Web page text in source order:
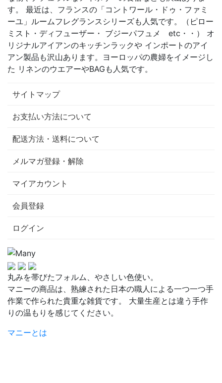
す。 最近は、フランスの「コントワール・ドゥ・ファミ
ーユ」ルームフレグランスシリーズも人気です。（ピロー
ミスト・ディフューザー・ ブジーパフュメ etc・・） オ
リジナルアイアンのキッチンラックや インポートのアイ
アン製品も沢山あります。ヨーロッパの農婦をイメージし
た リネンのウエアーやBAGも人気です。
サイトマップ
お支払い方法について
配送方法・送料について
メルマガ登録・解除
マイアカウント
会員登録
ログイン
丸みを帯びたフォルム、やさしい色使い。
マニーの商品は、熟練された日本の職人による一つ一つ手
作業で作られた貴重な雑貨です。 大量生産とは違う手作
りの温もりを感じてください。
マニーとは